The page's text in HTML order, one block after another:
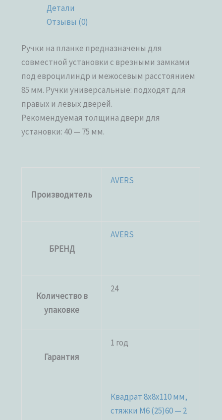
Детали
Отзывы (0)
Ручки на планке предназначены для
совместной установки с врезными замками
под евроцилиндр и межосевым расстоянием
85 мм. Ручки универсальные: подходят для
правых и левых дверей.
Рекомендуемая толщина двери для
установки: 40 — 75 мм.
Производитель
AVERS
БРЕНД
AVERS
Количество в
упаковке
24
Гарантия
1 год
Квадрат 8x8x110 мм,
стяжки M6 (25)60 — 2